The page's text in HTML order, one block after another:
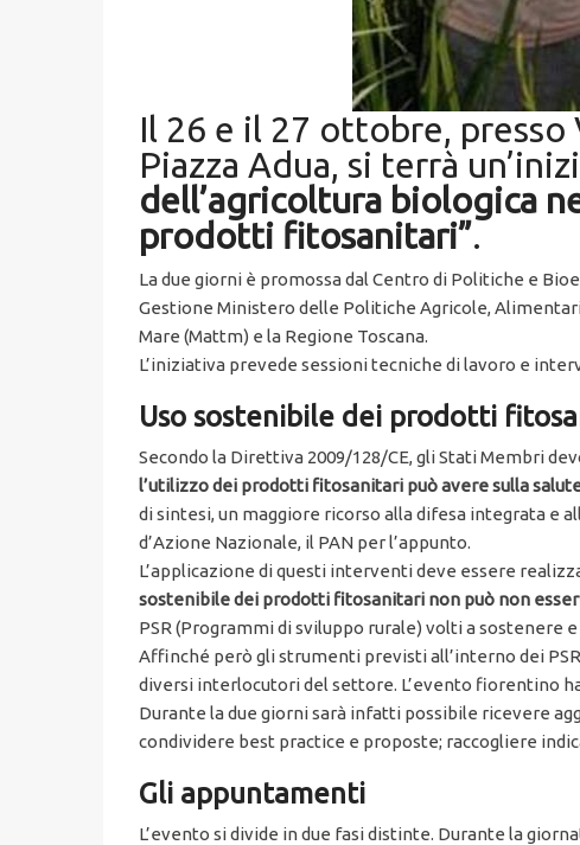
Il 26 e il 27 ottobre, presso
Piazza Adua, si terrà
dell’agricoltura biologica
prodotti fitosanitari”.
La due giorni è promossa dal Centro di Politiche e
Gestione Ministero delle Politiche Agricole,
Mare (Mattm) e la Regione Toscana.
L’iniziativa prevede sessioni tecniche di lavoro e
Uso sostenibile dei prodotti
Secondo la Direttiva 2009/128/CE, gli Stati Membri
l’utilizzo dei prodotti fitosanitari può avere sulla
di sintesi, un maggiore ricorso alla difesa integrata e
d’Azione Nazionale, il PAN per l’appunto.
L’applicazione di questi interventi deve essere
sostenibile dei prodotti fitosanitari non può non
PSR (Programmi di sviluppo rurale) volti a sostenere
Affinché però gli strumenti previsti all’interno dei
diversi interlocutori del settore. L’evento fiorentino
Durante la due giorni sarà infatti possibile ricevere
condividere best practice e proposte; raccogliere
Gli appuntamenti
L’evento si divide in due fasi distinte. Durante la